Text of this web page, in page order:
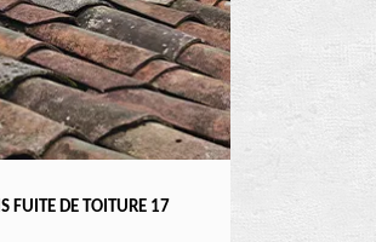
TOITURE 17
RÉPARATEUR,